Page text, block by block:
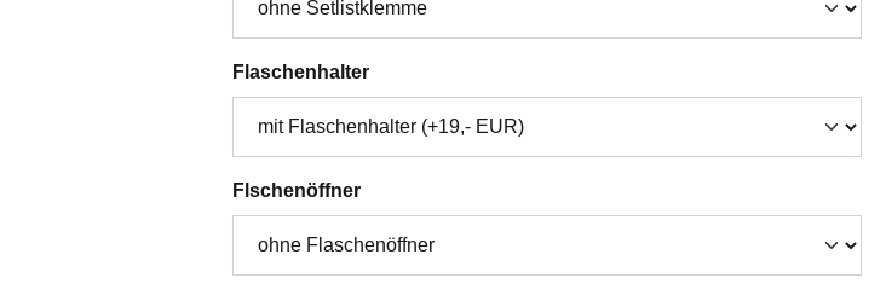
Flaschenhalterauswählen
Flschenöffnerauswählen